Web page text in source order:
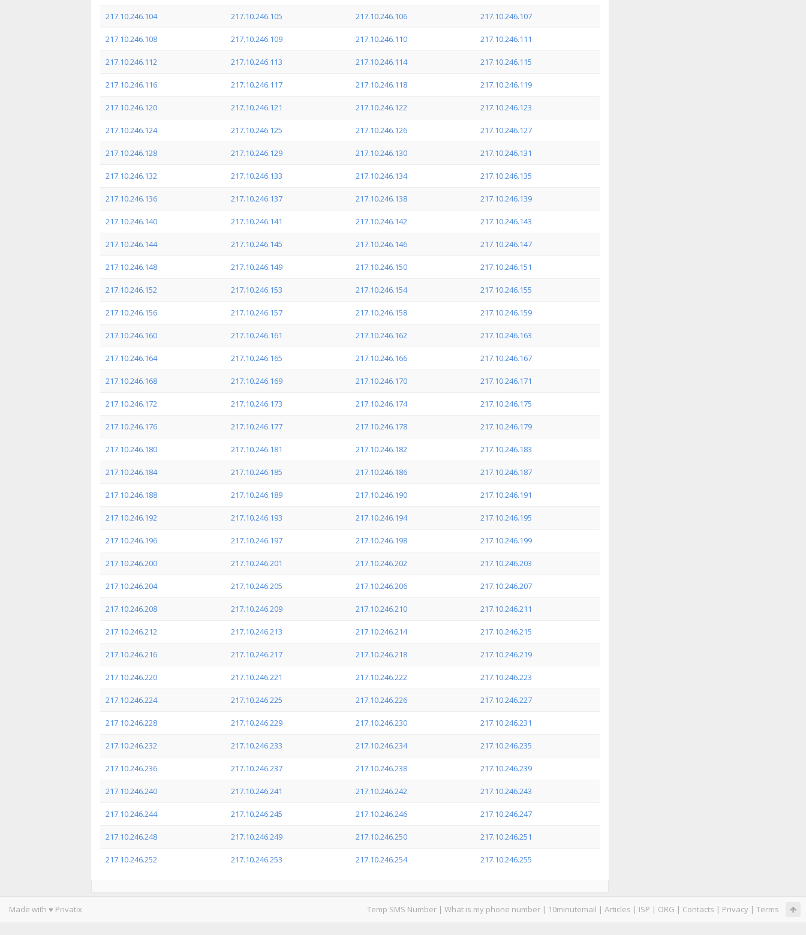
217.10.246.104 217.10.246.105 217.10.246.106 217.10.246.107
217.10.246.108 217.10.246.109 217.10.246.110 217.10.246.111
217.10.246.112 217.10.246.113 217.10.246.114 217.10.246.115
217.10.246.116 217.10.246.117 217.10.246.118 217.10.246.119
217.10.246.120 217.10.246.121 217.10.246.122 217.10.246.123
217.10.246.124 217.10.246.125 217.10.246.126 217.10.246.127
217.10.246.128 217.10.246.129 217.10.246.130 217.10.246.131
217.10.246.132 217.10.246.133 217.10.246.134 217.10.246.135
217.10.246.136 217.10.246.137 217.10.246.138 217.10.246.139
217.10.246.140 217.10.246.141 217.10.246.142 217.10.246.143
217.10.246.144 217.10.246.145 217.10.246.146 217.10.246.147
217.10.246.148 217.10.246.149 217.10.246.150 217.10.246.151
217.10.246.152 217.10.246.153 217.10.246.154 217.10.246.155
217.10.246.156 217.10.246.157 217.10.246.158 217.10.246.159
217.10.246.160 217.10.246.161 217.10.246.162 217.10.246.163
217.10.246.164 217.10.246.165 217.10.246.166 217.10.246.167
217.10.246.168 217.10.246.169 217.10.246.170 217.10.246.171
217.10.246.172 217.10.246.173 217.10.246.174 217.10.246.175
217.10.246.176 217.10.246.177 217.10.246.178 217.10.246.179
217.10.246.180 217.10.246.181 217.10.246.182 217.10.246.183
217.10.246.184 217.10.246.185 217.10.246.186 217.10.246.187
217.10.246.188 217.10.246.189 217.10.246.190 217.10.246.191
217.10.246.192 217.10.246.193 217.10.246.194 217.10.246.195
217.10.246.196 217.10.246.197 217.10.246.198 217.10.246.199
217.10.246.200 217.10.246.201 217.10.246.202 217.10.246.203
217.10.246.204 217.10.246.205 217.10.246.206 217.10.246.207
217.10.246.208 217.10.246.209 217.10.246.210 217.10.246.211
217.10.246.212 217.10.246.213 217.10.246.214 217.10.246.215
217.10.246.216 217.10.246.217 217.10.246.218 217.10.246.219
217.10.246.220 217.10.246.221 217.10.246.222 217.10.246.223
217.10.246.224 217.10.246.225 217.10.246.226 217.10.246.227
217.10.246.228 217.10.246.229 217.10.246.230 217.10.246.231
217.10.246.232 217.10.246.233 217.10.246.234 217.10.246.235
217.10.246.236 217.10.246.237 217.10.246.238 217.10.246.239
217.10.246.240 217.10.246.241 217.10.246.242 217.10.246.243
217.10.246.244 217.10.246.245 217.10.246.246 217.10.246.247
217.10.246.248 217.10.246.249 217.10.246.250 217.10.246.251
217.10.246.252 217.10.246.253 217.10.246.254 217.10.246.255
Made with ♥ Privatix Temp SMS Number | What is my phone number | 10minutemail | Articles | ISP | ORG | Contacts | Privacy | Terms